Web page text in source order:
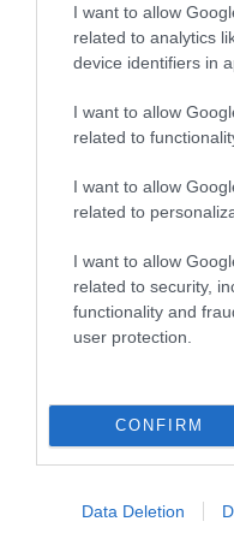
I want to allow
related to analytics
device identifiers in
I want to allow
related to
I want to allow
related to
I want to allow
related to security,
functionality and
user protection.
CONFIRM
Data Deletion
Οι άνθρωποι,
το
ΌΣΑ
ΓΙΑ ΤΟ